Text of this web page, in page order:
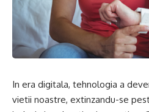
In era digitala, tehnologia a
vietii noastre, extinzandu-se